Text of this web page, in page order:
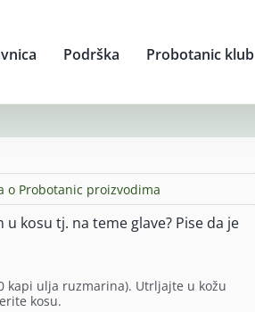
Podrška Probotanic klub
o Probotanic proizvodima
kosu tj. na teme glave? Pise da je
kapi ulja ruzmarina). Utrljajte u kožu
kosu.